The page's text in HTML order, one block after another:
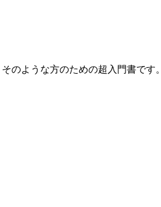
のような方のための超入門書です。